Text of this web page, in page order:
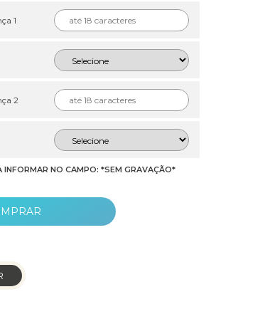
1
2
NO CAMPO: *SEM GRAVAÇÃO*